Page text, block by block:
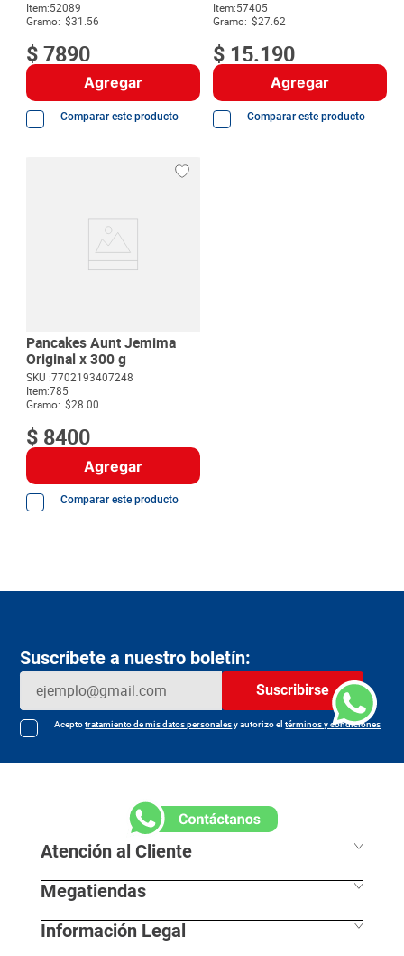
Item:52089
Gramo: $31.56
$ 7890
Agregar
Comparar este producto
Item:57405
Gramo: $27.62
$ 15.190
Agregar
Comparar este producto
Pancakes Aunt Jemima
Original x 300 g
SKU :7702193407248
Item:785
Gramo: $28.00
$ 8400
Agregar
Comparar este producto
Suscríbete a nuestro boletín:
Suscribirse
Aceptotratamiento de mis datos personalesy autorizo eltérminos y condiciones
Atención al Cliente
L - S 7:30 am / 8:00pm
Megatiendas
Información Legal